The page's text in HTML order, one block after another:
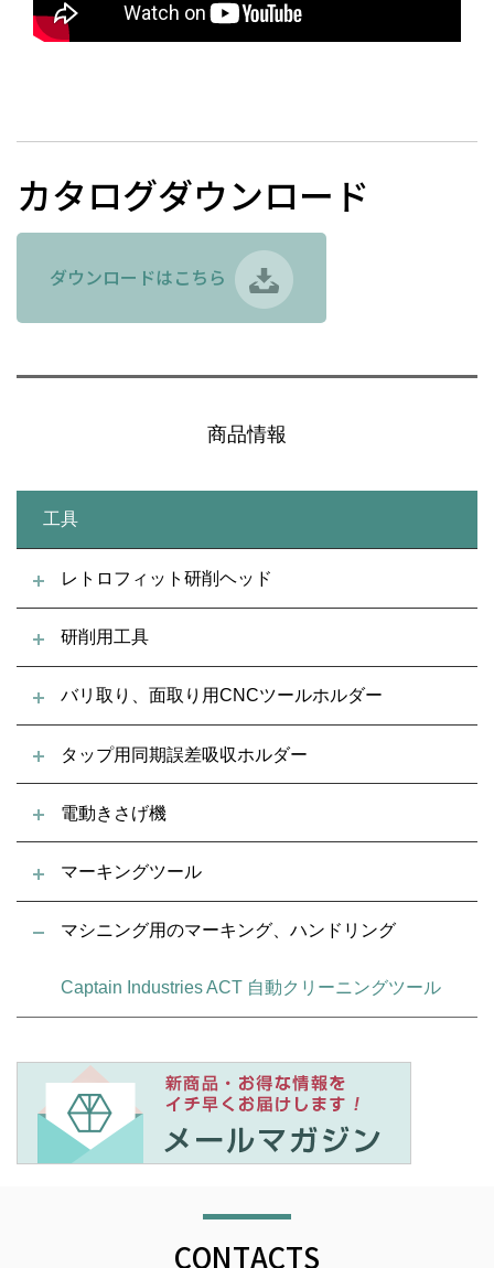
カタログダウンロード
ダウンロードはこちら
商品情報
工具
レトロフィット研削ヘッド
研削用工具
バリ取り、面取り用CNCツールホルダー
タップ用同期誤差吸収ホルダー
電動きさげ機
マーキングツール
マシニング用のマーキング、ハンドリング
Captain Industries ACT 自動クリーニングツール
CONTACTS